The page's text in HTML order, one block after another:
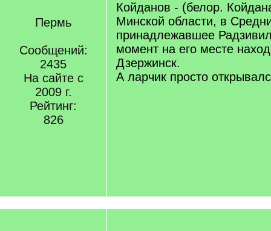
Пермь
Сообщений:
2435
На сайте с
2009 г.
Рейтинг:
826
Койданов - (белор.
Минской области, в
принадлежавшее
момент на его месте
Дзержинск.
А ларчик просто